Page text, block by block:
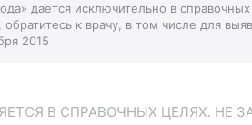
дается исключительно в
обратитесь к врачу, в том числе для
2015
В СПРАВОЧНЫХ ЦЕЛЯХ. НЕ